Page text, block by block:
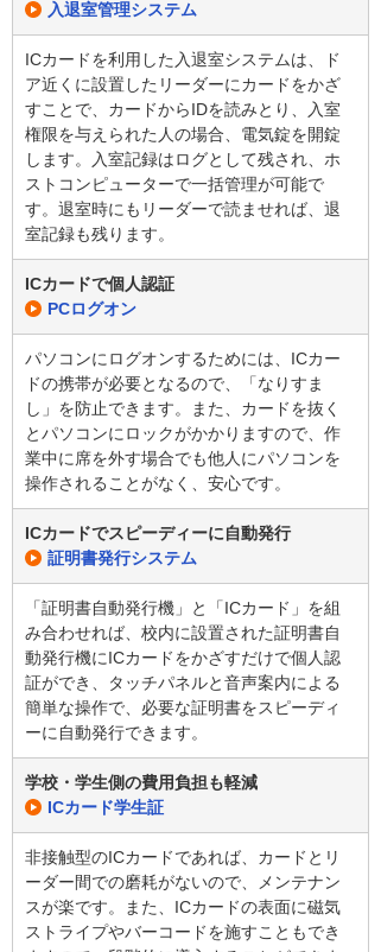
入退室管理システム
ICカードを利用した入退室システムは、ド
ア近くに設置したリーダーにカードをかざ
すことで、カードからIDを読みとり、入室
権限を与えられた人の場合、電気錠を開錠
します。入室記録はログとして残され、ホ
ストコンピューターで一括管理が可能で
す。退室時にもリーダーで読ませれば、退
室記録も残ります。
ICカードで個人認証
PCログオン
パソコンにログオンするためには、ICカー
ドの携帯が必要となるので、「なりすま
し」を防止できます。また、カードを抜く
とパソコンにロックがかかりますので、作
業中に席を外す場合でも他人にパソコンを
操作されることがなく、安心です。
ICカードでスピーディーに自動発行
証明書発行システム
「証明書自動発行機」と「ICカード」を組
み合わせれば、校内に設置された証明書自
動発行機にICカードをかざすだけで個人認
証ができ、タッチパネルと音声案内による
簡単な操作で、必要な証明書をスピーディ
ーに自動発行できます。
学校・学生側の費用負担も軽減
ICカード学生証
非接触型のICカードであれば、カードとリ
ーダー間での磨耗がないので、メンテナン
スが楽です。また、ICカードの表面に磁気
ストライプやバーコードを施すこともでき